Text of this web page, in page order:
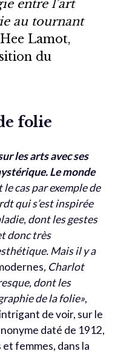
entre l’art
au tournant
Lamot,
du
folie
les arts avec ses
Le monde
le cas par exemple de
qui s’est inspirée
dont les gestes
donc très
Mais il y a
, Charlot
dont les
de la folie»,
de voir, sur le
daté de 1912,
femmes, dans la